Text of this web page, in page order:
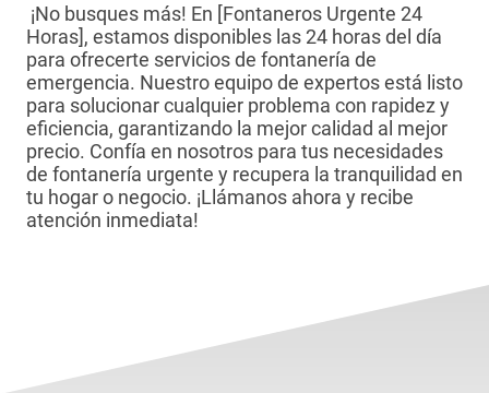
¡No busques más! En [Fontaneros Urgente 24
Horas], estamos disponibles las 24 horas del día
para ofrecerte servicios de fontanería de
emergencia. Nuestro equipo de expertos está listo
para solucionar cualquier problema con rapidez y
eficiencia, garantizando la mejor calidad al mejor
precio. Confía en nosotros para tus necesidades
de fontanería urgente y recupera la tranquilidad en
tu hogar o negocio. ¡Llámanos ahora y recibe
atención inmediata!